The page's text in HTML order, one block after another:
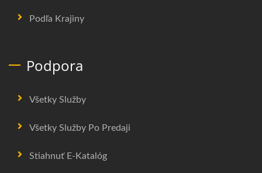
Podľa Krajiny
Podpora
Všetky Služby
Všetky Služby Po Predaji
Stiahnuť E-Katalóg